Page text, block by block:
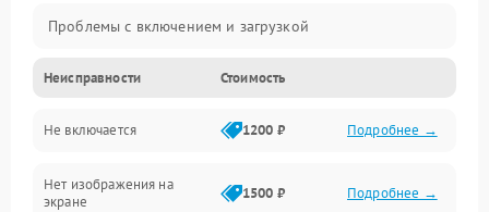
Проблемы с включением и загрузкой
Проблемы с изображением и монитором
Проблемы с производительностью и стабильностью
Прочие специфичные проблемы
Неисправности Стоимость
Не включается 1200 ₽ Подробнее →
Нет изображения на
экране
1500 ₽ Подробнее →